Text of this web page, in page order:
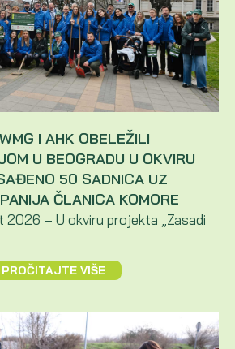
I AHK OBELEŽILI
U BEOGRADU U OKVIRU
50 SADNICA UZ
ČLANICA KOMORE
2026 – U okviru projekta „Zasadi
PROČITAJTE VIŠE